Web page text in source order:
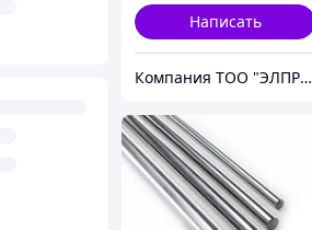
Написать
Компания ТОО "ЭЛПРОММАШ"